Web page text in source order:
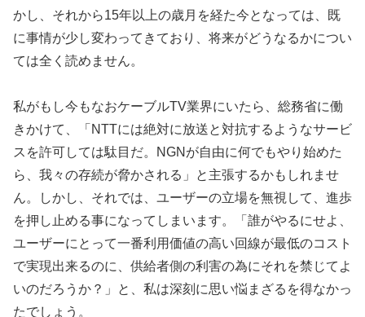
かし、それから15年以上の歳月を経た今となっては、既
に事情が少し変わってきており、将来がどうなるかについ
ては全く読めません。
私がもし今もなおケーブルTV業界にいたら、総務省に働
きかけて、「NTTには絶対に放送と対抗するようなサービ
スを許可しては駄目だ。NGNが自由に何でもやり始めた
ら、我々の存続が脅かされる」と主張するかもしれませ
ん。しかし、それでは、ユーザーの立場を無視して、進歩
を押し止める事になってしまいます。「誰がやるにせよ、
ユーザーにとって一番利用価値の高い回線が最低のコスト
で実現出来るのに、供給者側の利害の為にそれを禁じてよ
いのだろうか？」と、私は深刻に思い悩まざるを得なかっ
たでしょう。